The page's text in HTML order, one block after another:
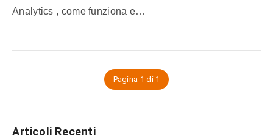
Analytics , come funziona e…
Pagina 1 di 1
Articoli Recenti